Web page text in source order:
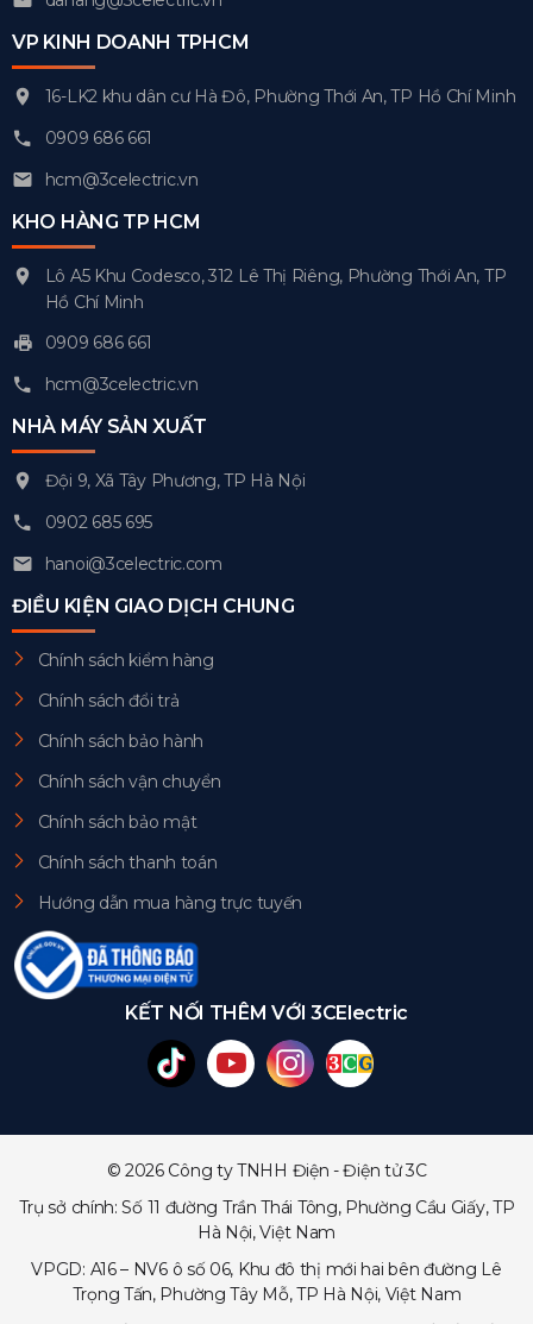
VP KINH DOANH TPHCM
16-LK2 khu dân cư Hà Đô, Phường Thới An, TP Hồ Chí Minh
0909 686 661
hcm@3celectric.vn
KHO HÀNG TP HCM
Lô A5 Khu Codesco, 312 Lê Thị Riêng, Phường Thới An, TP
Hồ Chí Minh
0909 686 661
hcm@3celectric.vn
NHÀ MÁY SẢN XUẤT
Đội 9, Xã Tây Phương, TP Hà Nội
0902 685 695
hanoi@3celectric.com
ĐIỀU KIỆN GIAO DỊCH CHUNG
Chính sách kiểm hàng
Chính sách đổi trả
Chính sách bảo hành
Chính sách vận chuyển
Chính sách bảo mật
Chính sách thanh toán
Hướng dẫn mua hàng trực tuyến
KẾT NỐI THÊM VỚI 3CElectric
© 2026 Công ty TNHH Điện - Điện tử 3C
Trụ sở chính: Số 11 đường Trần Thái Tông, Phường Cầu Giấy, TP
Hà Nội, Việt Nam
VPGD: A16 – NV6 ô số 06, Khu đô thị mới hai bên đường Lê
Trọng Tấn, Phường Tây Mỗ, TP Hà Nội, Việt Nam